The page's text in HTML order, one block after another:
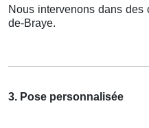
Nous intervenons dans des
de-Braye.
3. Pose personnalisée